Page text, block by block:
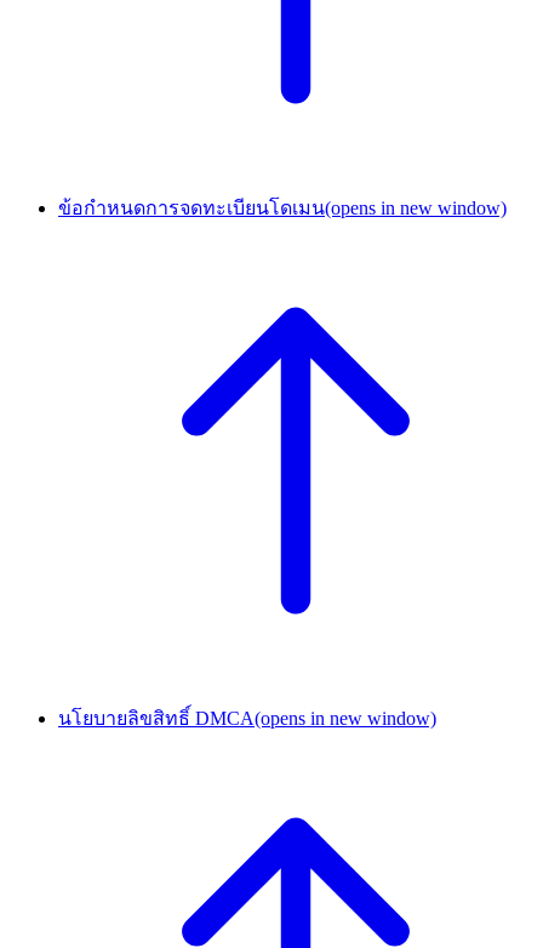
ข้อกำหนดการจดทะเบียนโดเมน(opens in new window)
นโยบายลิขสิทธิ์ DMCA(opens in new window)